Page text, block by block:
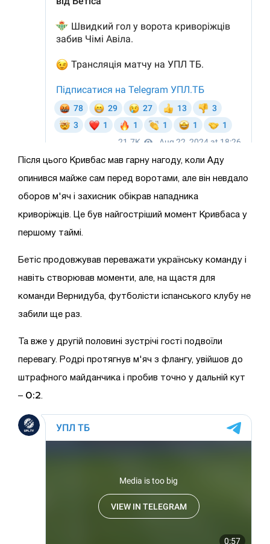
Після цього Кривбас мав гарну нагоду, коли Аду
опинився майже сам перед воротами, але він невдало
оборов м'яч і захисник обікрав нападника
криворіжців. Це був найгостріший момент Кривбаса у
першому таймі.
Бетіс продовжував переважати українську команду і
навіть створював моменти, але, на щастя для
команди Вернидуба, футболісти іспанського клубу не
забили ще раз.
Та вже у другій половині зустрічі гості подвоїли
перевагу. Родрі протягнув м'яч з флангу, увійшов до
штрафного майданчика і пробив точно у дальній кут
– 0:2